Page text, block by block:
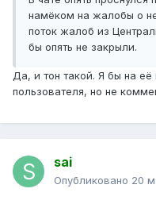
намёком на жалобы о
поток жалоб из
бы опять не закрыли.
Да, и тон такой. Я бы на
пользователя, но не
sai
Опубликовано 20